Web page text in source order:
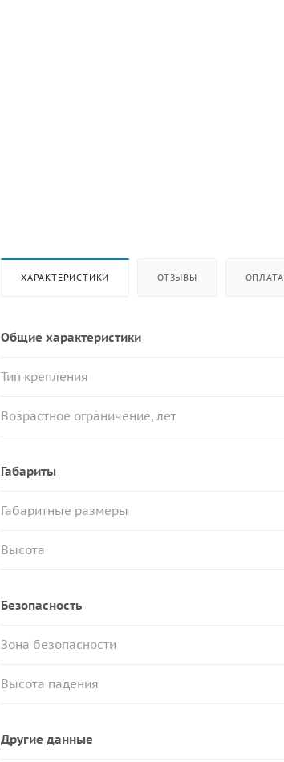
ХАРАКТЕРИСТИКИ ОТЗЫВЫ ОПЛАТА
Общие характеристики
Тип крепления
Возрастное ограничение, лет
Габариты
Габаритные размеры
Высота
Безопасность
Зона безопасности
Высота падения
Другие данные